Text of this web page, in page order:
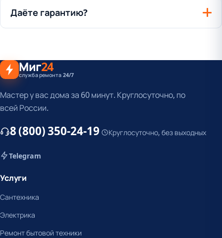
Даёте гарантию?
Миг24
служба ремонта 24/7
Мастер у вас дома за 60 минут. Круглосуточно, по
всей России.
8 (800) 350-24-19 Круглосуточно, без выходных
Telegram
Услуги
Сантехника
Электрика
Ремонт бытовой техники